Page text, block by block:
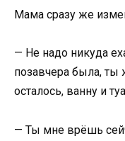
Мама сразу же
— Не надо никуда
позавчера была,
осталось, ванну и
— Ты мне врёшь